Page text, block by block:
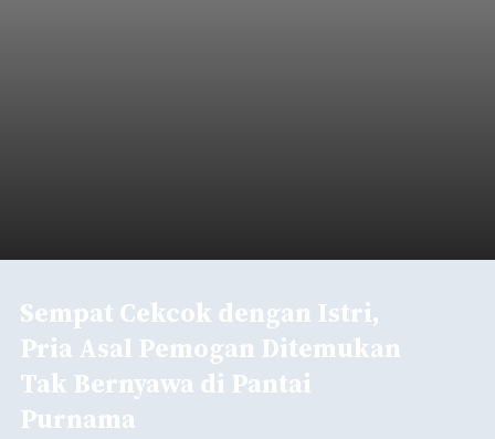
Sempat Cekcok dengan Istri,
Pria Asal Pemogan Ditemukan
Tak Bernyawa di Pantai
Purnama